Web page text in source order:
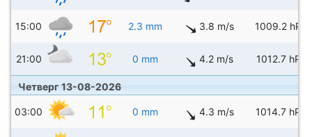
15:00 2.3 mm 3.8 m/s 1009.2 hPa
21:00 0 mm 4.2 m/s 1012.7 hPa
Четверг 13-08-2026
03:00 0 mm 4.3 m/s 1014.7 hPa